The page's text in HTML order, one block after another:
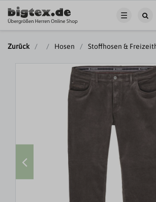
☰
Zurück Hosen Stoffhosen &